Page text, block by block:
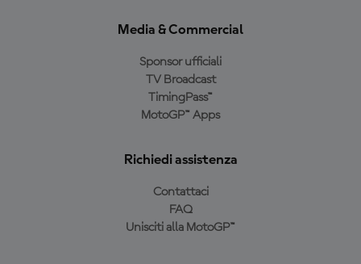
Media & Commercial
Sponsor ufficiali
TV Broadcast
TimingPass™
MotoGP™ Apps
Richiedi assistenza
Contattaci
FAQ
Unisciti alla MotoGP™